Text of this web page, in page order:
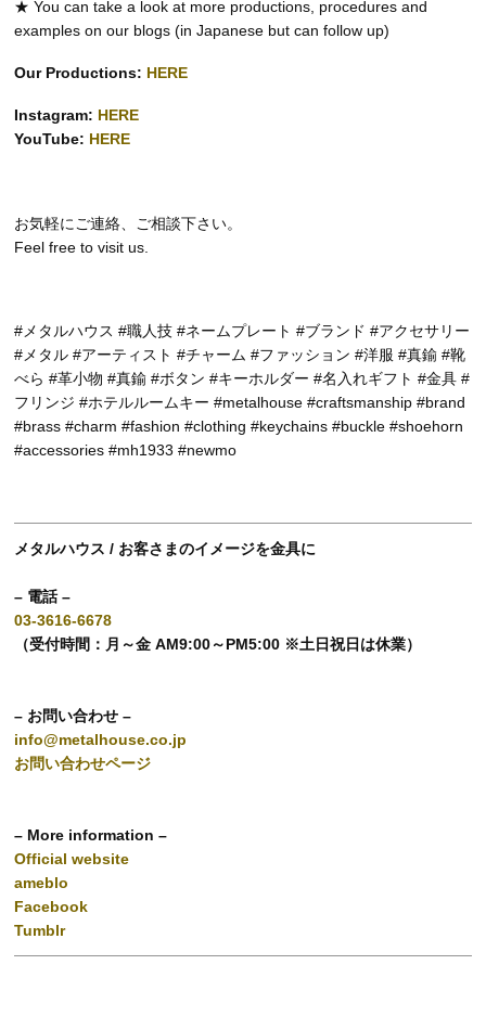
★ You can take a look at more productions, procedures and
examples on our blogs (in Japanese but can follow up)
Our Productions: HERE
Instagram: HERE
YouTube: HERE
お気軽にご連絡、ご相談下さい。
Feel free to visit us.
#メタルハウス #職人技 #ネームプレート #ブランド #アクセサリー
#メタル #アーティスト #チャーム #ファッション #洋服 #真鍮 #靴
べら #革小物 #真鍮 #ボタン #キーホルダー #名入れギフト #金具 #
フリンジ #ホテルルームキー #metalhouse #craftsmanship #brand
#brass #charm #fashion #clothing #keychains #buckle #shoehorn
#accessories #mh1933 #newmo
メタルハウス / お客さまのイメージを金具に
– 電話 –
03-3616-6678
（受付時間：月～金 AM9:00～PM5:00 ※土日祝日は休業）
– お問い合わせ –
info@metalhouse.co.jp
お問い合わせページ
– More information –
Official website
ameblo
Facebook
Tumblr